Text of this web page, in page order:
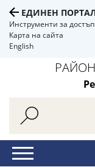
ЕДИНЕН
Инструменти за
Карта на сайта
English